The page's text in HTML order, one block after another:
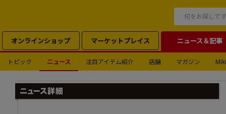
オンラインショップ マーケットプレイス ニュース＆記事
トピック ニュース 注目アイテム紹介 店舗 マガジン